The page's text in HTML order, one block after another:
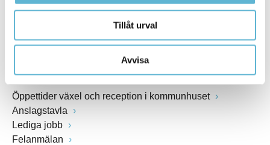
Tillåt urval
Avvisa
Fax: 0456-82 22 00
Öppettider växel och reception i kommunhuset
Anslagstavla
Lediga jobb
Felanmälan